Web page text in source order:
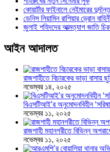
কোয়ার্টার ফাইনালে নেইমারের
ডেনিস লিয়ামিন রাশিয়ার ড্রোন
জুলাই শহিদদের আত্মত্যাগ জাতি
আইন আদালত
রাজশাহীতে বিচারকের ভাড়া
নভেম্বর ১৪, ২০২৫
বিএসটিআই’র অনুমোদনবিহীন
নভেম্বর ১১, ২০২৫
রাজশাহী মহানগরীতে বিভিন্ন
নভেম্বর ১১, ২০২৫